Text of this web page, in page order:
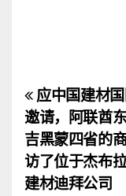
文
章
导
应中国建材
邀请，阿联酋
吉黑蒙四省的
访了位于杰布
建材迪拜公司